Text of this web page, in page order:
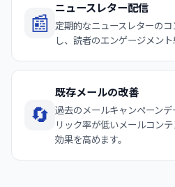
📰
ニュースレター配信
定期的なニュースレターの
し、読者のエンゲージメント
🔄
既存メールの改善
過去のメールキャンペーン
リック率が低いメールコン
効果を高めます。